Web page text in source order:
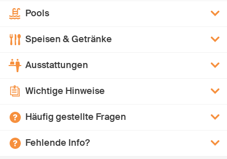
Pools
Speisen & Getränke
Ausstattungen
Wichtige Hinweise
Häufig gestellte Fragen
Fehlende Info?